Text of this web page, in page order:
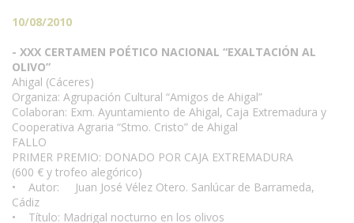
10/08/2010
- XXX CERTAMEN POÉTICO NACIONAL “EXALTACIÓN AL
OLIVO”
Ahigal (Cáceres)
Organiza: Agrupación Cultural “Amigos de Ahigal”
Colaboran: Exm. Ayuntamiento de Ahigal, Caja Extremadura y
Cooperativa Agraria “Stmo. Cristo” de Ahigal
FALLO
PRIMER PREMIO: DONADO POR CAJA EXTREMADURA
(600 € y trofeo alegórico)
• Autor: Juan José Vélez Otero. Sanlúcar de Barrameda,
Cádiz
• Título: Madrigal nocturno en los olivos